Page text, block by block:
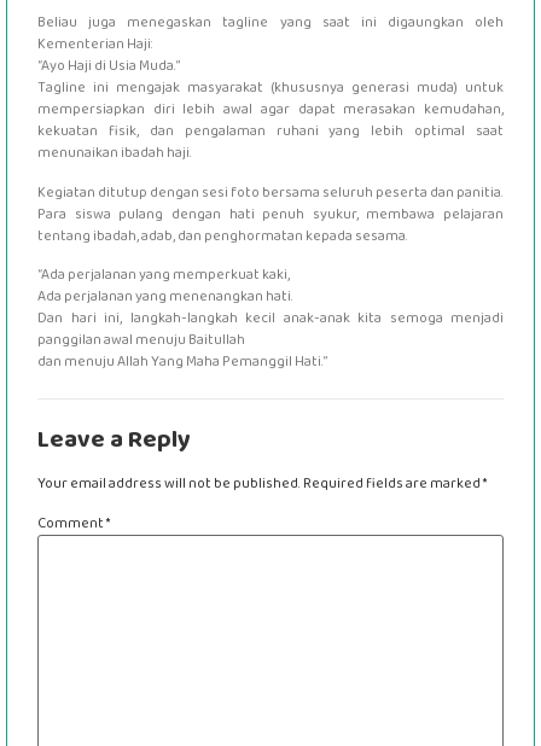
Beliau juga menegaskan tagline yang saat ini digaungkan oleh
Kementerian Haji:
“Ayo Haji di Usia Muda.”
Tagline ini mengajak masyarakat (khususnya generasi muda) untuk
mempersiapkan diri lebih awal agar dapat merasakan kemudahan,
kekuatan fisik, dan pengalaman ruhani yang lebih optimal saat
menunaikan ibadah haji.
Kegiatan ditutup dengan sesi foto bersama seluruh peserta dan panitia.
Para siswa pulang dengan hati penuh syukur, membawa pelajaran
tentang ibadah, adab, dan penghormatan kepada sesama.
“Ada perjalanan yang memperkuat kaki,
Ada perjalanan yang menenangkan hati.
Dan hari ini, langkah-langkah kecil anak-anak kita semoga menjadi
panggilan awal menuju Baitullah
dan menuju Allah Yang Maha Pemanggil Hati.”
Leave a Reply
Your email address will not be published. Required fields are marked*
Comment*